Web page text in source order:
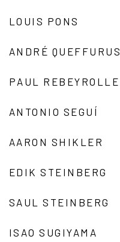
LOUIS PONS
ANDRÉ QUEFFURUS
PAUL REBEYROLLE
ANTONIO SEGUÍ
AARON SHIKLER
EDIK STEINBERG
SAUL STEINBERG
ISAO SUGIYAMA